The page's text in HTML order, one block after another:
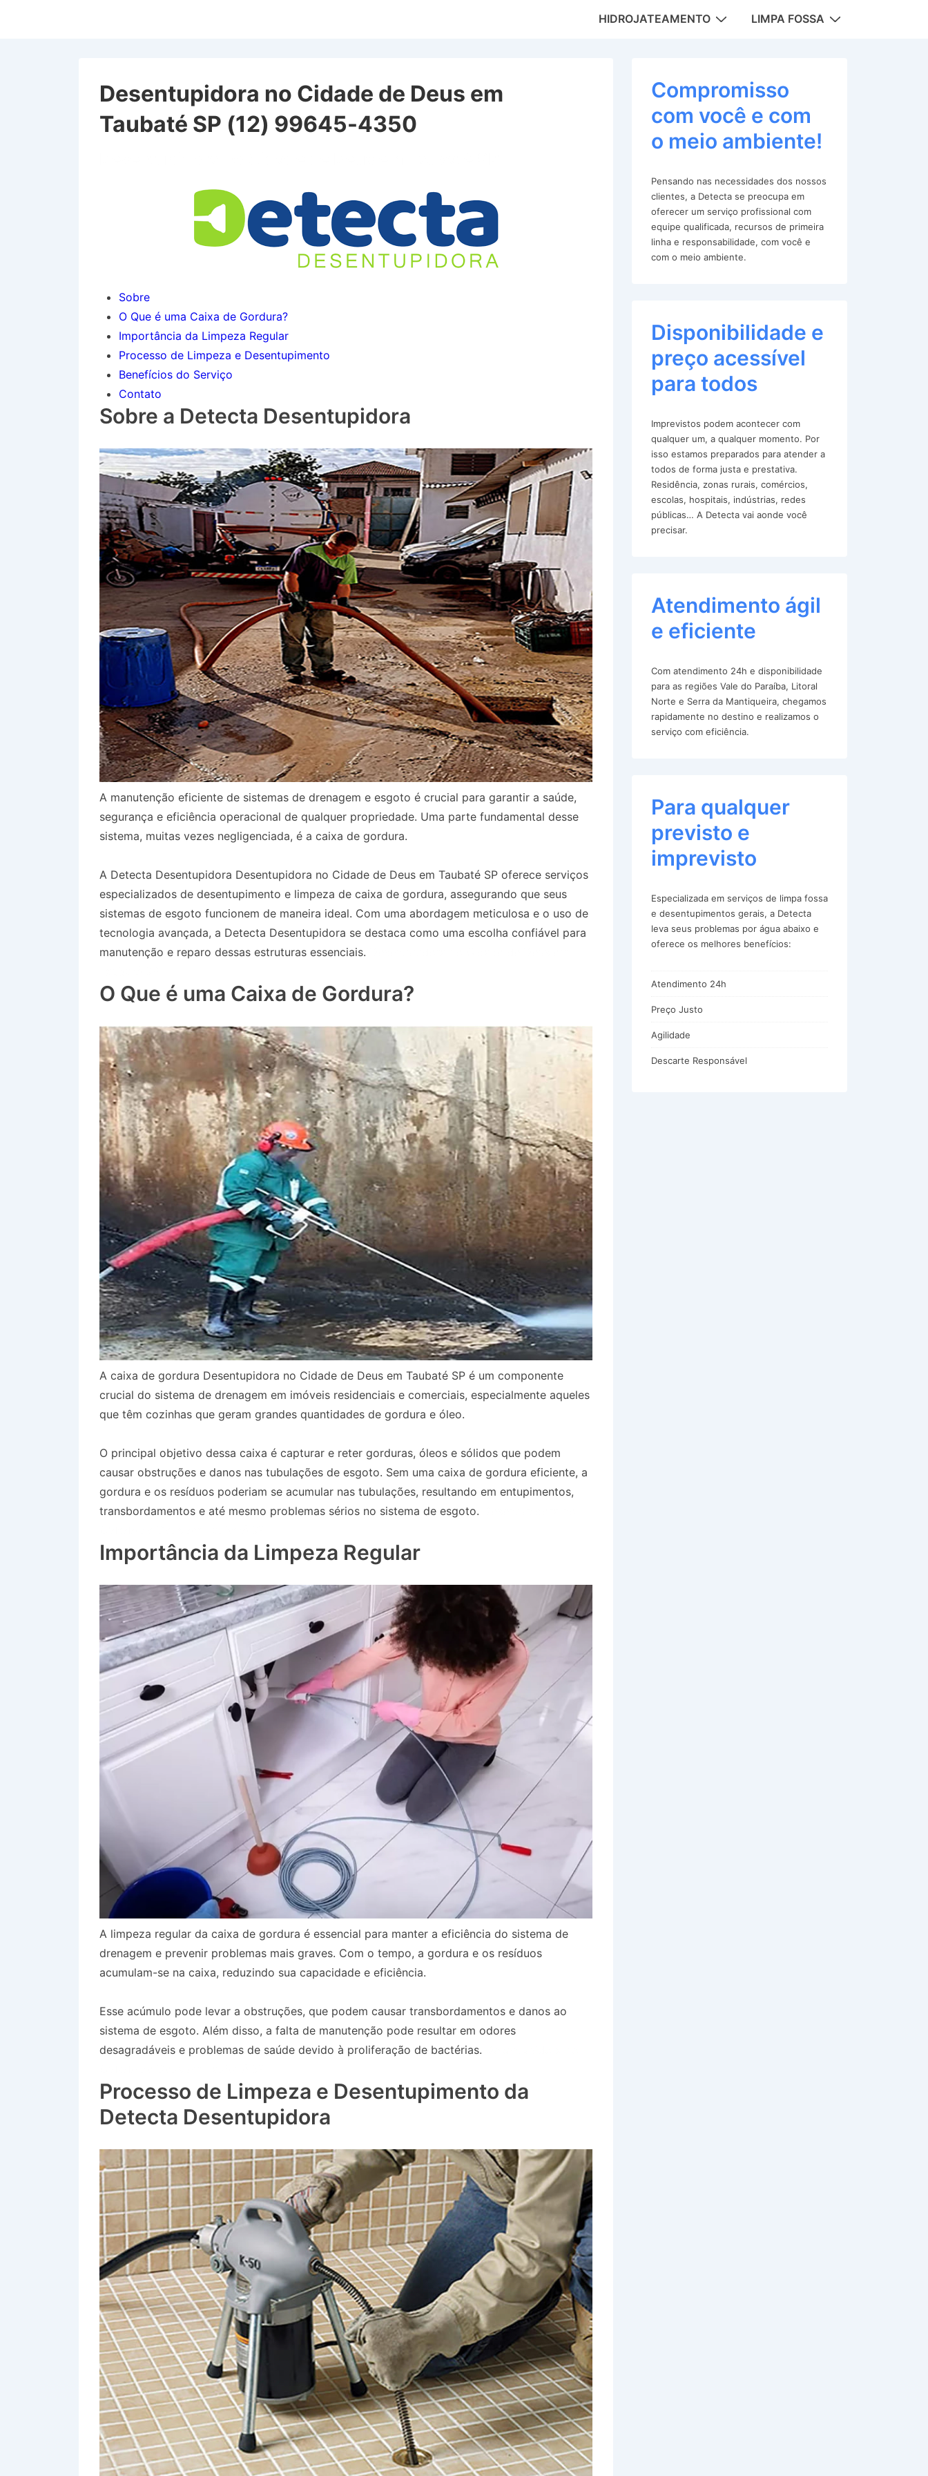
MainHIDROJATEAMENTO LIMPA FOSSA
Desentupidora no Cidade de Deus em
Taubaté SP (12) 99645-4350
Sobre
O Que é uma Caixa de Gordura?
Importância da Limpeza Regular
Processo de Limpeza e Desentupimento
Benefícios do Serviço
Contato
Sobre a Detecta Desentupidora
A manutenção eficiente de sistemas de drenagem e esgoto é crucial para garantir a saúde,
segurança e eficiência operacional de qualquer propriedade. Uma parte fundamental desse
sistema, muitas vezes negligenciada, é a caixa de gordura.
A Detecta Desentupidora Desentupidora no Cidade de Deus em Taubaté SP oferece serviços
especializados de desentupimento e limpeza de caixa de gordura, assegurando que seus
sistemas de esgoto funcionem de maneira ideal. Com uma abordagem meticulosa e o uso de
tecnologia avançada, a Detecta Desentupidora se destaca como uma escolha confiável para
manutenção e reparo dessas estruturas essenciais.
O Que é uma Caixa de Gordura?
A caixa de gordura Desentupidora no Cidade de Deus em Taubaté SP é um componente
crucial do sistema de drenagem em imóveis residenciais e comerciais, especialmente aqueles
que têm cozinhas que geram grandes quantidades de gordura e óleo.
O principal objetivo dessa caixa é capturar e reter gorduras, óleos e sólidos que podem
causar obstruções e danos nas tubulações de esgoto. Sem uma caixa de gordura eficiente, a
gordura e os resíduos poderiam se acumular nas tubulações, resultando em entupimentos,
transbordamentos e até mesmo problemas sérios no sistema de esgoto.
Importância da Limpeza Regular
A limpeza regular da caixa de gordura é essencial para manter a eficiência do sistema de
drenagem e prevenir problemas mais graves. Com o tempo, a gordura e os resíduos
acumulam-se na caixa, reduzindo sua capacidade e eficiência.
Esse acúmulo pode levar a obstruções, que podem causar transbordamentos e danos ao
sistema de esgoto. Além disso, a falta de manutenção pode resultar em odores
desagradáveis e problemas de saúde devido à proliferação de bactérias.
Processo de Limpeza e Desentupimento da
Detecta Desentupidora
Compromisso
com você e com
o meio ambiente!
Pensando nas necessidades dos nossos
clientes, a Detecta se preocupa em
oferecer um serviço profissional com
equipe qualificada, recursos de primeira
linha e responsabilidade, com você e
com o meio ambiente.
Disponibilidade e
preço acessível
para todos
Imprevistos podem acontecer com
qualquer um, a qualquer momento. Por
isso estamos preparados para atender a
todos de forma justa e prestativa.
Residência, zonas rurais, comércios,
escolas, hospitais, indústrias, redes
públicas… A Detecta vai aonde você
precisar.
Atendimento ágil
e eficiente
Com atendimento 24h e disponibilidade
para as regiões Vale do Paraíba, Litoral
Norte e Serra da Mantiqueira, chegamos
rapidamente no destino e realizamos o
serviço com eficiência.
Para qualquer
previsto e
imprevisto
Especializada em serviços de limpa fossa
e desentupimentos gerais, a Detecta
leva seus problemas por água abaixo e
oferece os melhores benefícios:
Atendimento 24h
Preço Justo
Agilidade
Descarte Responsável